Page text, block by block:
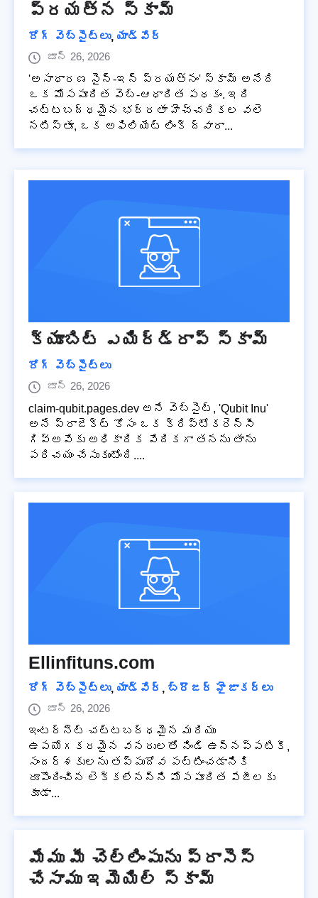
ప్రయత్న స్కామ్
రోగ్ వెబ్‌సైట్‌లు, యాడ్వేర్
జూన్ 26, 2026
'అసాధారణ సైన్-ఇన్ ప్రయత్నం' స్కామ్ అనేది
ఒక మోసపూరిత వెబ్-ఆధారిత పథకం. ఇది
చట్టబద్ధమైన భద్రతా హెచ్చరికల వలె
నటిస్తూ, ఒక అఫిలియేట్ లింక్ ద్వారా...
క్యూబిట్ ఎయిర్‌డ్రాప్ స్కామ్
రోగ్ వెబ్‌సైట్‌లు
జూన్ 26, 2026
claim-qubit.pages.dev అనే వెబ్‌సైట్, 'Qubit Inu'
అనే ప్రాజెక్ట్ కోసం ఒక క్రిప్టోకరెన్సీ
గివ్‌అవేకు అధికారిక వేదికగా తనను తాను
పరిచయం చేసుకుంటోంది....
Ellinfituns.com
రోగ్ వెబ్‌సైట్‌లు, యాడ్వేర్ , బ్రౌజర్ హైజాకర్లు
జూన్ 26, 2026
ఇంటర్నెట్ చట్టబద్ధమైన మరియు
ఉపయోగకరమైన వనరులతో నిండి ఉన్నప్పటికీ,
సందర్శకులను తప్పుదోవ పట్టించడానికి
రూపొందించిన లెక్కలేనన్ని మోసపూరిత పేజీలకు
కూడా...
మేము మీ చెల్లింపును ప్రాసెస్
చేసాము ఇమెయిల్ స్కామ్